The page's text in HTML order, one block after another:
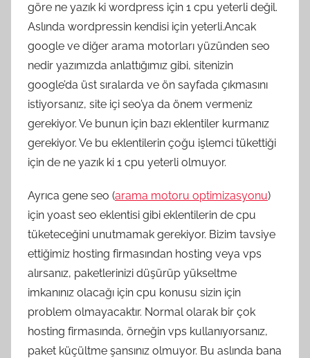
göre ne yazık ki wordpress için 1 cpu yeterli değil.
Aslında wordpressin kendisi için yeterli.Ancak
google ve diğer arama motorları yüzünden seo
nedir yazımızda anlattığımız gibi, sitenizin
google’da üst sıralarda ve ön sayfada çıkmasını
istiyorsanız, site içi seo’ya da önem vermeniz
gerekiyor. Ve bunun için bazı eklentiler kurmanız
gerekiyor. Ve bu eklentilerin çoğu işlemci tükettiği
için de ne yazık ki 1 cpu yeterli olmuyor.
Ayrıca gene seo (arama motoru optimizasyonu)
için yoast seo eklentisi gibi eklentilerin de cpu
tüketeceğini unutmamak gerekiyor. Bizim tavsiye
ettiğimiz hosting firmasından hosting veya vps
alırsanız, paketlerinizi düşürüp yükseltme
imkanınız olacağı için cpu konusu sizin için
problem olmayacaktır. Normal olarak bir çok
hosting firmasında, örneğin vps kullanıyorsanız,
paket küçültme şansınız olmuyor. Bu aslında bana